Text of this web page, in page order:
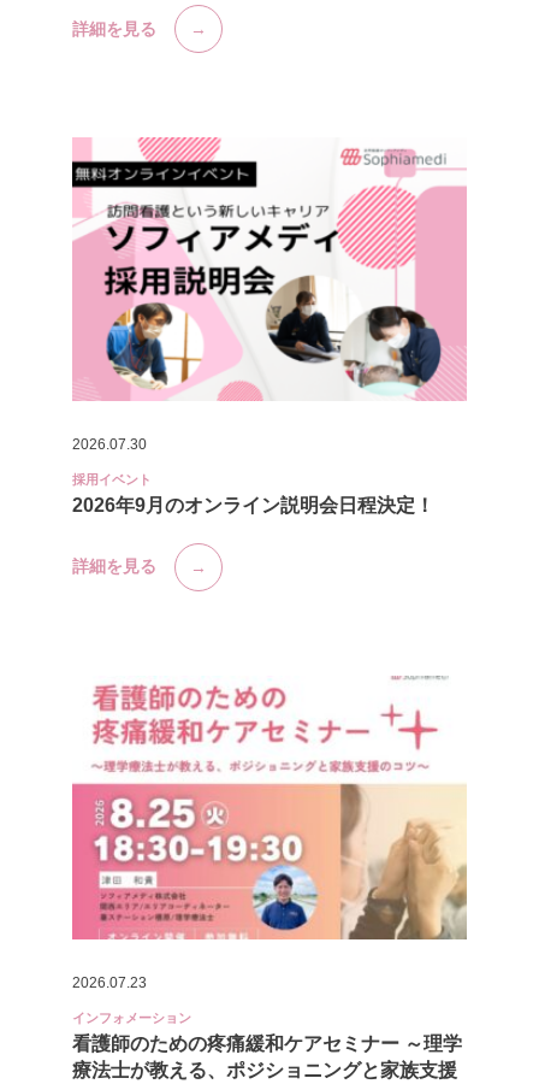
詳細を見る
2026.07.30
採用イベント
2026年9月のオンライン説明会日程決定！
詳細を見る
2026.07.23
インフォメーション
看護師のための疼痛緩和ケアセミナー ～理学
療法士が教える、ポジショニングと家族支援